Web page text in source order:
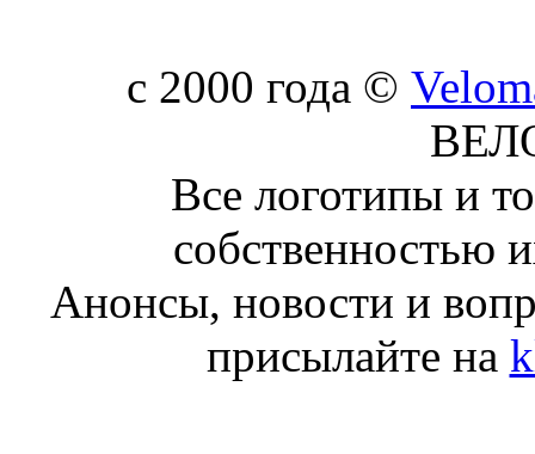
c 2000 года ©
Все логотипы и
собственностью
Анонсы, новости и
присылайте на